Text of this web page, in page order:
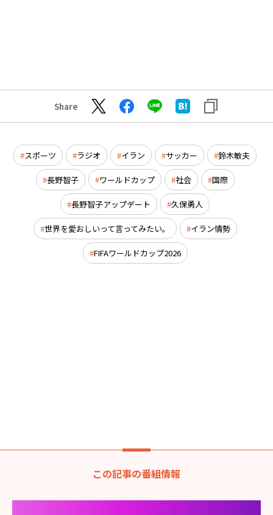
Share
スポーツ ラジオ イラン サッカー 鈴木敏夫
長野智子 ワールドカップ 社会 国際
長野智子アップデート 久保勇人
世界を愛おしいって言ってみたい。 イラン情勢
FIFAワールドカップ2026
この記事の番組情報